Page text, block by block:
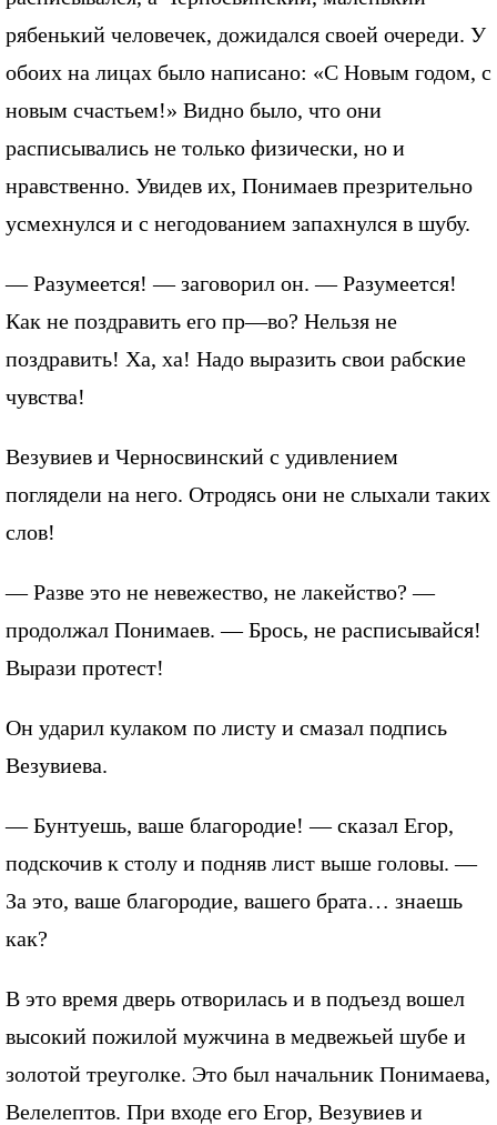
рябенький человечек, дожидался своей очереди. У
обоих на лицах было написано: «С Новым годом, с
новым счастьем!» Видно было, что они
расписывались не только физически, но и
нравственно. Увидев их, Понимаев презрительно
усмехнулся и с негодованием запахнулся в шубу.
— Разумеется! — заговорил он. — Разумеется!
Как не поздравить его пр—во? Нельзя не
поздравить! Ха, ха! Надо выразить свои рабские
чувства!
Везувиев и Черносвинский с удивлением
поглядели на него. Отродясь они не слыхали таких
слов!
— Разве это не невежество, не лакейство? —
продолжал Понимаев. — Брось, не расписывайся!
Вырази протест!
Он ударил кулаком по листу и смазал подпись
Везувиева.
— Бунтуешь, ваше благородие! — сказал Егор,
подскочив к столу и подняв лист выше головы. —
За это, ваше благородие, вашего брата… знаешь
как?
В это время дверь отворилась и в подъезд вошел
высокий пожилой мужчина в медвежьей шубе и
золотой треуголке. Это был начальник Понимаева,
Велелептов. При входе его Егор, Везувиев и